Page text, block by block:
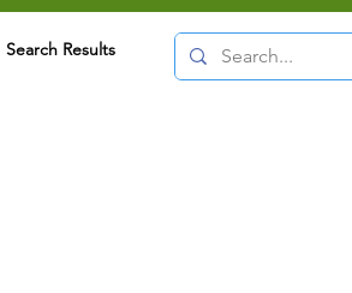
Search Results